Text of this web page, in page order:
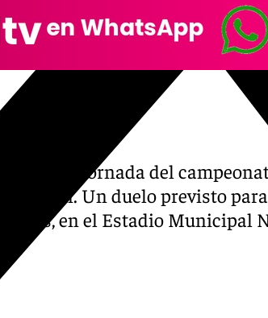
en la 16ª jornada del
Un duelo previsto
horas, en el Estadio Municipal